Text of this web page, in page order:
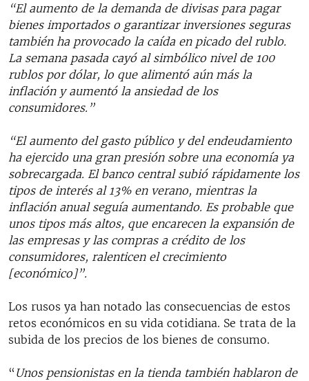
“El aumento de la demanda de divisas para pagar
bienes importados o garantizar inversiones seguras
también ha provocado la caída en picado del rublo.
La semana pasada cayó al simbólico nivel de 100
rublos por dólar, lo que alimentó aún más la
inflación y aumentó la ansiedad de los
consumidores.”
“El aumento del gasto público y del endeudamiento
ha ejercido una gran presión sobre una economía ya
sobrecargada. El banco central subió rápidamente los
tipos de interés al 13% en verano, mientras la
inflación anual seguía aumentando. Es probable que
unos tipos más altos, que encarecen la expansión de
las empresas y las compras a crédito de los
consumidores, ralenticen el crecimiento
[económico]”.
Los rusos ya han notado las consecuencias de estos
retos económicos en su vida cotidiana. Se trata de la
subida de los precios de los bienes de consumo.
“ Unos pensionistas en la tienda también hablaron de